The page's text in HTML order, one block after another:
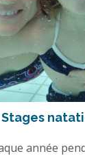
Stages
année